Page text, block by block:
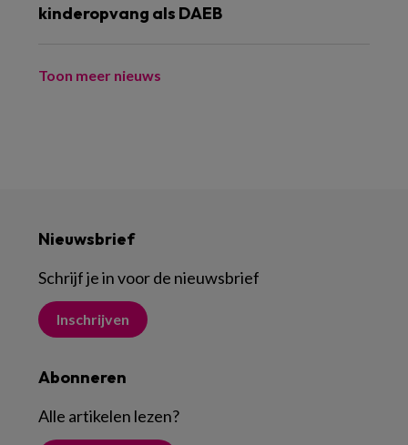
kinderopvang als DAEB
Toon meer nieuws
Nieuwsbrief
Schrijf je in voor de nieuwsbrief
Inschrijven
Abonneren
Alle artikelen lezen?